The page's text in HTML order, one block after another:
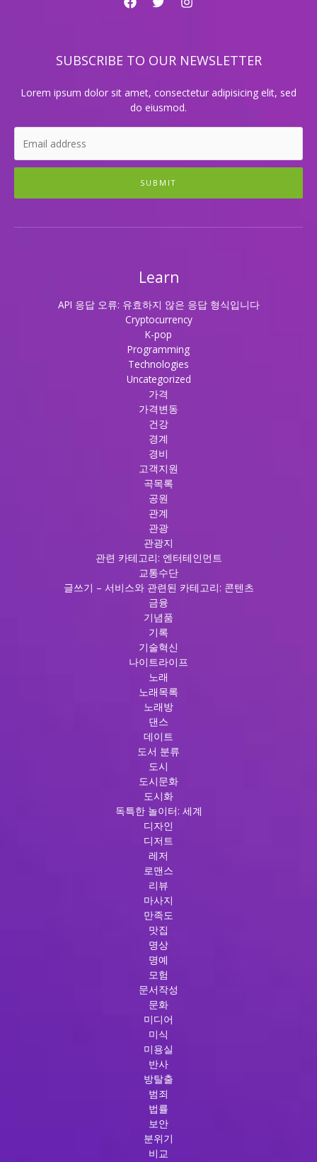
SUBSCRIBE TO OUR NEWSLETTER
Lorem ipsum dolor sit amet, consectetur adipisicing elit, sed
do eiusmod.
SUBMIT
Learn
API 응답 오류: 유효하지 않은 응답 형식입니다
Cryptocurrency
K-pop
Programming
Technologies
Uncategorized
가격
가격변동
건강
경계
경비
고객지원
곡목록
공원
관계
관광
관광지
관련 카테고리: 엔터테인먼트
교통수단
글쓰기 – 서비스와 관련된 카테고리: 콘텐츠
금융
기념품
기록
기술혁신
나이트라이프
노래
노래목록
노래방
댄스
데이트
도서 분류
도시
도시문화
도시화
독특한 놀이터: 세계
디자인
디저트
레저
로맨스
리뷰
마사지
만족도
맛집
명상
명예
모험
문서작성
문화
미디어
미식
미용실
반사
방탈출
범죄
법률
보안
분위기
비교